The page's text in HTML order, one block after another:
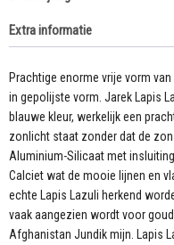
AAA
ruim
5
kilo
aantal
Extra informatie
Prachtige enorme vrije vorm
in gepolijste vorm. Jarek Lapis
blauwe kleur, werkelijk een
zonlicht staat zonder dat de
Aluminium-Silicaat met
Calciet wat de mooie lijnen en
echte Lapis Lazuli herkend
vaak aangezien wordt voor
Afghanistan Jundik mijn. Lapis